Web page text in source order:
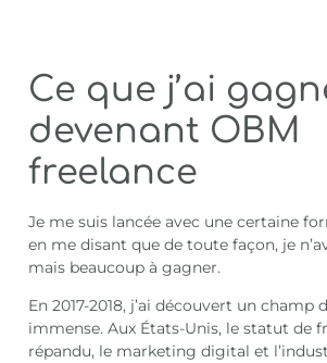
Ce que j’ai
devenant OBM
freelance
Je me suis lancée avec une certaine
en me disant que de toute façon, je
mais beaucoup à gagner.
En 2017-2018, j’ai découvert un champ
immense. Aux États-Unis, le statut de
répandu, le marketing digital et